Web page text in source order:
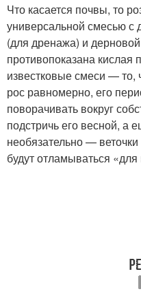
Что касается почвы, то
универсальной смесью с
(для дренажа) и
противопоказана
известковые смеси — то,
рос равномерно, его
поворачивать вокруг
подстричь его весной, а
необязательно —
будут отламываться